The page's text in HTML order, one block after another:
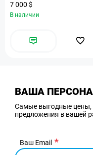
7 000 $
В наличии
ВАША
Самые выгодные цены,
предложения в вашей
Ваш Email